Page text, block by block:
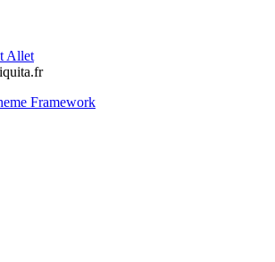
Allet
Framework